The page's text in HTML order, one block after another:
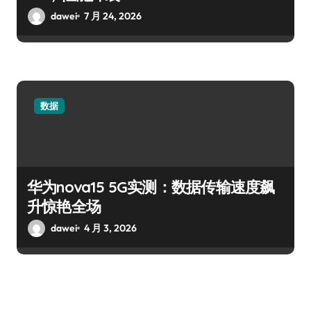
dawei 7 月 24, 2026
数据
华为nova15 5G实测：数据传输速度飙
升惊艳全场
dawei 4 月 3, 2026